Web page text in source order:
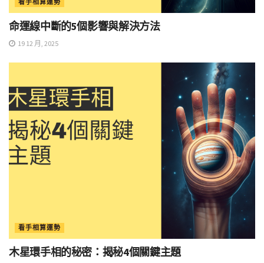
看手相算運勢
命運線中斷的5個影響與解決方法
19 12 月, 2025
看手相算運勢
木星環手相的秘密：揭秘4個關鍵主題